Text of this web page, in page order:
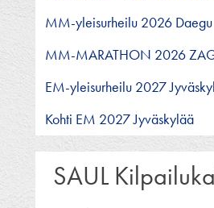
MM-yleisurheilu 2026 Daegu
MM-MARATHON 2026
EM-yleisurheilu 2027
Kohti EM 2027 Jyväskylää
SAUL